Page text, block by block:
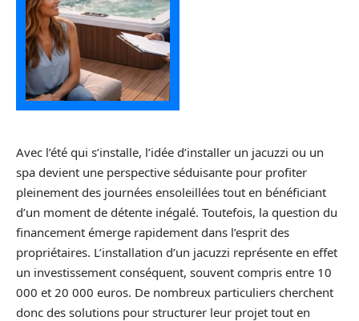
Avec l’été qui s’installe, l’idée d’installer un jacuzzi ou un
spa devient une perspective séduisante pour profiter
pleinement des journées ensoleillées tout en bénéficiant
d’un moment de détente inégalé. Toutefois, la question du
financement émerge rapidement dans l’esprit des
propriétaires. L’installation d’un jacuzzi représente en effet
un investissement conséquent, souvent compris entre 10
000 et 20 000 euros. De nombreux particuliers cherchent
donc des solutions pour structurer leur projet tout en